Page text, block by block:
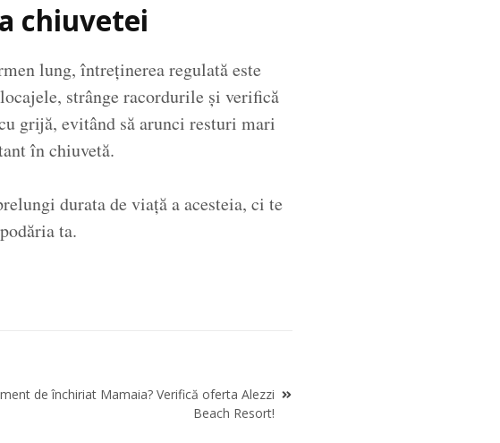
chiuvetei
lung, întreținerea regulată este
strânge racordurile și verifică
grijă, evitând să arunci resturi mari
în chiuvetă.
durata de viață a acesteia, ci te
ta.
de închiriat Mamaia? Verifică oferta Alezzi
Beach Resort!